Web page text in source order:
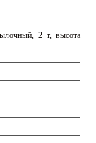
2 т, высота